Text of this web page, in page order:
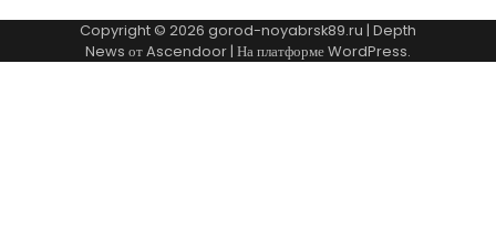
Copyright © 2026 gorod-noyabrsk89.ru | Depth
News отAscendoor| На платформеWordPress.